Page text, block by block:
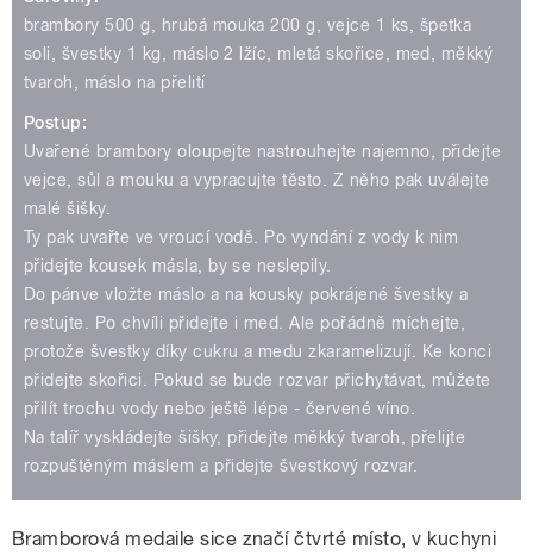
brambory 500 g, hrubá mouka 200 g, vejce 1 ks, špetka
soli, švestky 1 kg, máslo 2 lžíc, mletá skořice, med, měkký
tvaroh, máslo na přelití
Postup:
Uvařené brambory oloupejte nastrouhejte najemno, přidejte
vejce, sůl a mouku a vypracujte těsto. Z něho pak uválejte
malé šišky.
Ty pak uvařte ve vroucí vodě. Po vyndání z vody k nim
přidejte kousek másla, by se neslepily.
Do pánve vložte máslo a na kousky pokrájené švestky a
restujte. Po chvíli přidejte i med. Ale pořádně míchejte,
protože švestky díky cukru a medu zkaramelizují. Ke konci
přidejte skořici. Pokud se bude rozvar přichytávat, můžete
přilít trochu vody nebo ještě lépe - červené víno.
Na talíř vyskládejte šišky, přidejte měkký tvaroh, přelijte
rozpuštěným máslem a přidejte švestkový rozvar.
Bramborová medaile sice značí čtvrté místo, v kuchyni